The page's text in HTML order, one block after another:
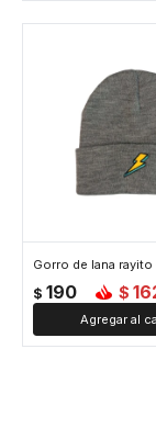
Gorro de lana rayito
$ 190 $